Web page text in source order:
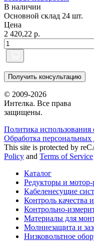
В наличии
Основной склад 24 шт.
Цена
2 420,22 р.
Получить консультацию
© 2009-2026
Интелка. Все права
защищены.
Политика использования
Обработка
This site is protected by
Policy and Terms of Service
Каталог
Редукторы и
Кабеленесущие
Контроль качества
Контрольно-
Материалы для
Молниезащита и
Низковольтное